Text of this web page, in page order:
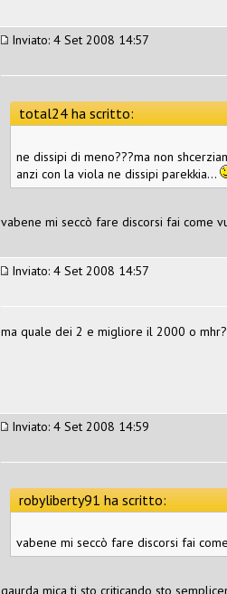
Inviato: 4 Set 2008 14:57
total24 ha scritto:
ne dissipi di meno???ma non
anzi con la viola ne dissipi parekkia...
vabene mi seccò fare discorsi fai come
Inviato: 4 Set 2008 14:57
ma quale dei 2 e migliore il 2000 o
Inviato: 4 Set 2008 14:59
robyliberty91 ha scritto:
vabene mi seccò fare discorsi fai
gaurda mica ti sto criticando sto